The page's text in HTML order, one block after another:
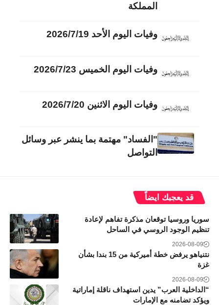
المملكة
وفيات اليوم الأحد 2026/7/19
وفيات اليوم الخميس 2026/7/23
وفيات اليوم الاثنين 2026/7/20
"الفساد" مهتمة بما ينشر عبر وسائل
التواصل
قد يعجبك ايضاً
سوريا وروسيا توقعان مذكرة تفاهم لإعادة
تنظيم الوجود الروسي في الساحل
2026-08-09
نتنياهو يرفض خطة أميركية من 15 بندا بشأن
غزة
2026-08-09
“الداخلية العرب” يدين استهداف ناقلة إماراتية
ويؤكد تضامنه مع الإمارات